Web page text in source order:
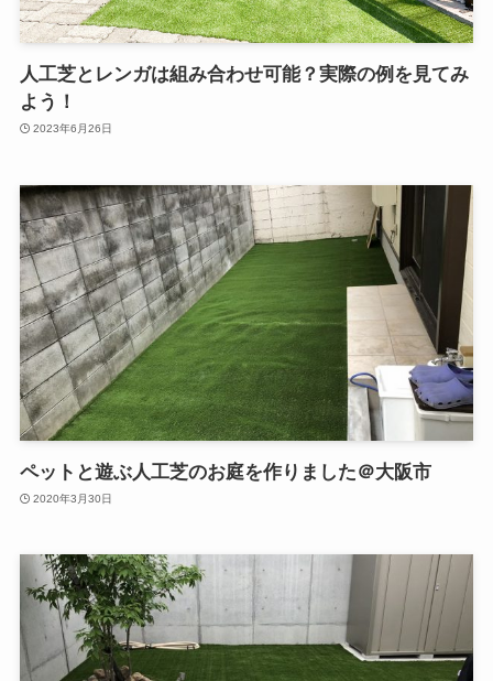
人工芝とレンガは組み合わせ可能？実際の例を見てみ
よう！
2023年6月26日
ペットと遊ぶ人工芝のお庭を作りました＠大阪市
2020年3月30日